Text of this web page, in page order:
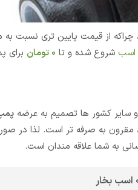
از قیمت پایین تری نسبت
اسب شروع شده و تا 0 تومان برای
و سایر کشور ها تصمیم به عرضه
به صرفه تر است. لذا در
به شما علاقه مندان است.